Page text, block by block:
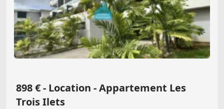
898 € - Location - Appartement Les
Trois Ilets